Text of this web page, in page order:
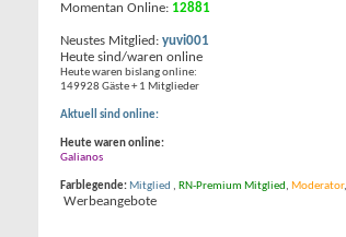
Momentan Online: 12881
Neustes Mitglied: yuvi001
Heute sind/waren online
Heute waren bislang online:
149928 Gäste + 1 Mitglieder
Aktuell sind online:
Heute waren online:
Galianos
Farblegende: Mitglied , RN-Premium Mitglied, Moderator,
Werbeangebote